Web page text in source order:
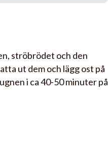
ströbrödet och den
ut dem och lägg ost på
i ca 40-50 minuter på